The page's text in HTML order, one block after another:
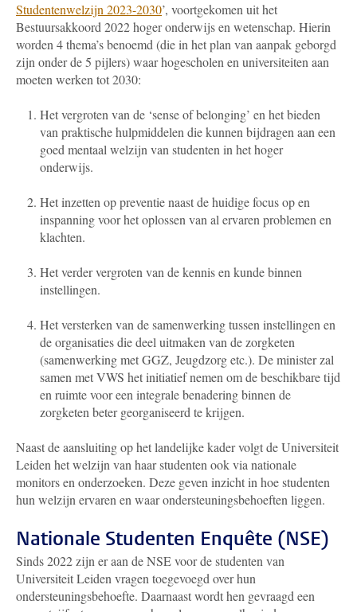
Studentenwelzijn 2023-2030’, voortgekomen uit het
Bestuursakkoord 2022 hoger onderwijs en wetenschap. Hierin
worden 4 thema’s benoemd (die in het plan van aanpak geborgd
zijn onder de 5 pijlers) waar hogescholen en universiteiten aan
moeten werken tot 2030:
Het vergroten van de ‘sense of belonging’ en het bieden
van praktische hulpmiddelen die kunnen bijdragen aan een
goed mentaal welzijn van studenten in het hoger
onderwijs.
Het inzetten op preventie naast de huidige focus op en
inspanning voor het oplossen van al ervaren problemen en
klachten.
Het verder vergroten van de kennis en kunde binnen
instellingen.
Het versterken van de samenwerking tussen instellingen en
de organisaties die deel uitmaken van de zorgketen
(samenwerking met GGZ, Jeugdzorg etc.). De minister zal
samen met VWS het initiatief nemen om de beschikbare tijd
en ruimte voor een integrale benadering binnen de
zorgketen beter georganiseerd te krijgen.
Naast de aansluiting op het landelijke kader volgt de Universiteit
Leiden het welzijn van haar studenten ook via nationale
monitors en onderzoeken. Deze geven inzicht in hoe studenten
hun welzijn ervaren en waar ondersteuningsbehoeften liggen.
Nationale Studenten Enquête (NSE)
Sinds 2022 zijn er aan de NSE voor de studenten van
Universiteit Leiden vragen toegevoegd over hun
ondersteuningsbehoefte. Daarnaast wordt hen gevraagd een